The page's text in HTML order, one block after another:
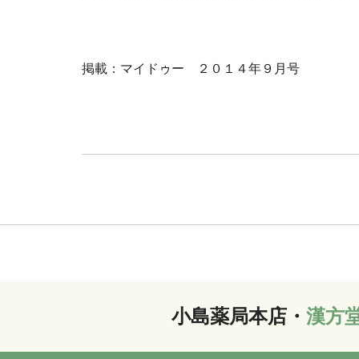
掲載：マイドゥー ２０１４年９月号
小島薬局本店・ 漢方